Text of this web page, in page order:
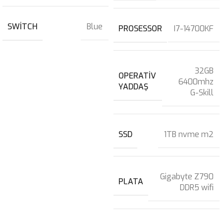
SWITCH Blue PROSESSOR I7-14700KF
OPERATIV
YADDAŞ
32GB
6400mhz
G-Skill
SSD 1TB nvme m2
PLATA
Gigabyte Z790
DDR5 wifi